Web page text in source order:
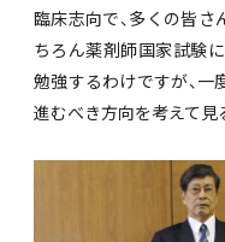
臨床志向で、多くの皆
ちろん薬剤師国家試験
勉強するわけですが、一
進むべき方向を考えて見